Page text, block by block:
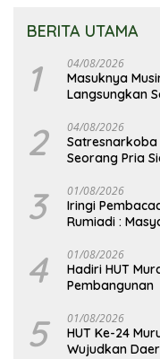
BERITA UTAMA
1 04/08/2026
Masuknya
Langsungkan
2 04/08/2026
Satresnarkoba
Seorang Pria
3 01/08/2026
Iringi
Rumiadi :
4 01/08/2026
Hadiri HUT
Pembangunan
5 01/08/2026
HUT Ke-24
Wujudkan